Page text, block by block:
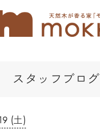
スタッフブログ
(土)